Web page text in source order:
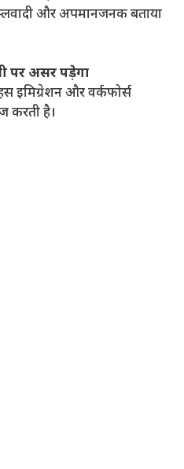
और अपमानजनक बताया
पर असर पड़ेगा
इमिग्रेशन और वर्कफोर्स
करती है।